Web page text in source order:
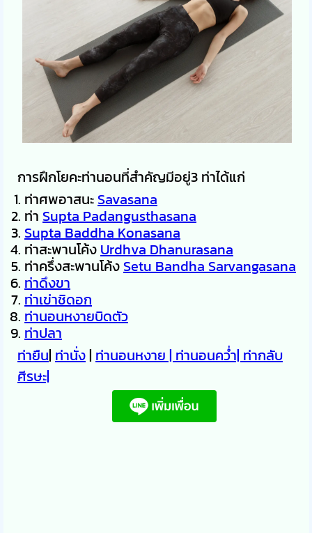
การฝึกโยคะท่านอนที่สำคัญมีอยู่3 ท่าได้แก่
ท่าศพอาสนะSavasana
ท่า Supta Padangusthasana
Supta Baddha Konasana
ท่าสะพานโค้ง Urdhva Dhanurasana
ท่าครึ่งสะพานโค้งSetu Bandha Sarvangasana
ท่าดึงขา
ท่าเข่าชิดอก
ท่านอนหงายบิดตัว
ท่าปลา
ท่ายืน| ท่านั่ง| ท่านอนหงาย | ท่านอนคว่ำ| ท่ากลับ
ศีรษะ|